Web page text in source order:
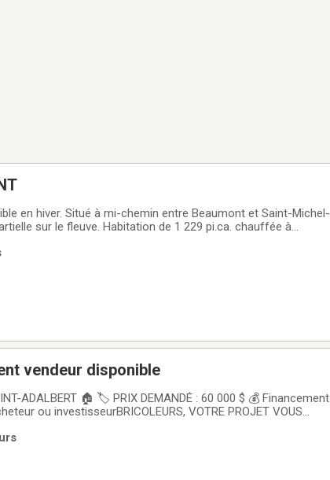
en hiver. Situé à mi-chemin entre Beaumont et Saint-Michel-
sur le fleuve. Habitation de 1 229 pi.ca. chauffée à
vendeur disponible
ou investisseurBRICOLEURS, VOTRE PROJET VOUS